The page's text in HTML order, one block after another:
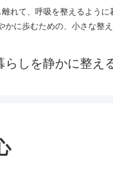
れて、呼吸を整えるように
かに歩むための、小さな整え
らしを静かに整え